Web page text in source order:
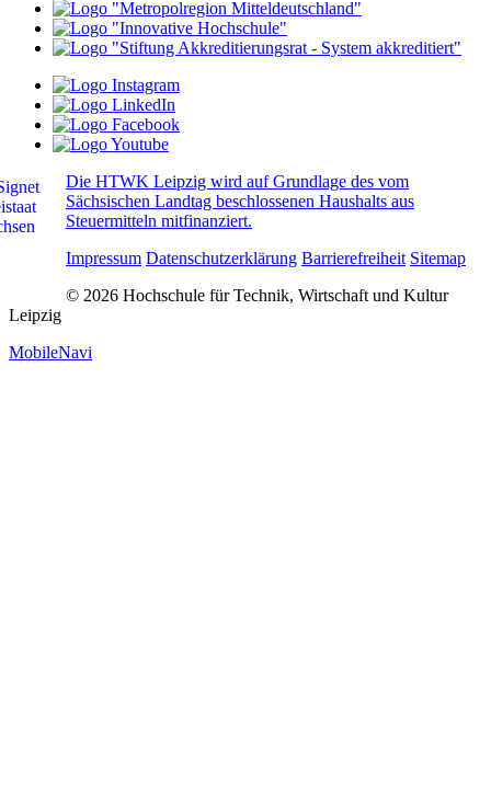
Die HTWK Leipzig wird auf Grundlage des vom
Sächsischen Landtag beschlossenen Haushalts aus
Steuermitteln mitfinanziert.
Impressum Datenschutzerklärung Barrierefreiheit Sitemap
© 2026 Hochschule für Technik, Wirtschaft und Kultur
Leipzig
MobileNavi